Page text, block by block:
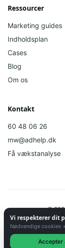
Vi respekterer dit
Nødvendige cookies
Accepter
Ressourcer
Marketing guides
Indholdsplan
Cases
Blog
Om os
Kontakt
60 48 06 26
mw@adhelp.dk
Få vækstanalyse
©